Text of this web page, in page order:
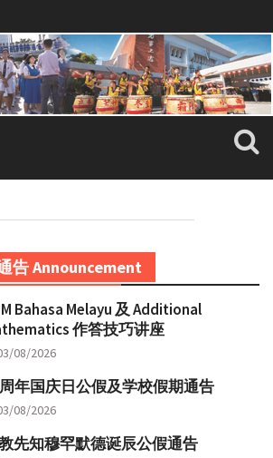
告 Announcement
Bahasa Melayu 及 Additional
作答技巧讲座
08/2026
年国庆日公假及学校假期通告
08/2026
先知穆罕默德诞辰公假通告